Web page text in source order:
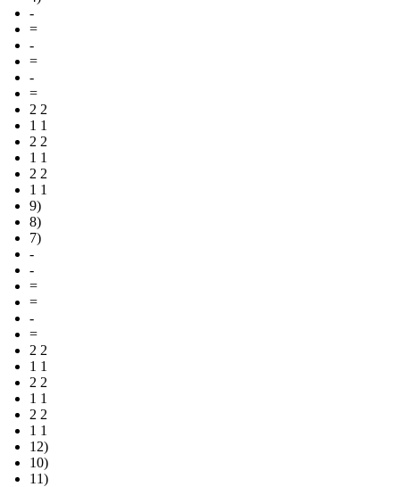
-
=
-
=
-
=
2 2
1 1
2 2
1 1
2 2
1 1
9)
8)
7)
-
-
=
=
-
=
2 2
1 1
2 2
1 1
2 2
1 1
12)
10)
11)